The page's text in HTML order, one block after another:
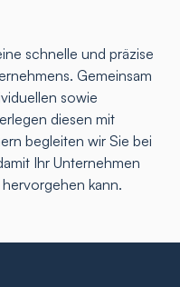
schnelle und präzise
Gemeinsam
sowie
diesen mit
begleiten wir Sie bei
Ihr Unternehmen
kann.